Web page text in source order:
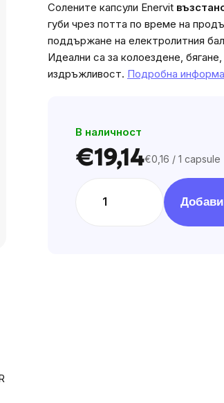
product
rating
is
0,0
out
Солените капсули Enervit
губи чрез потта по време на
поддържане на електролитния
Идеални са за колоездене,
издръжливост. Подробна
В наличност
€19,14Цена
мярка:
€0,16 / 1 capsule
Добави